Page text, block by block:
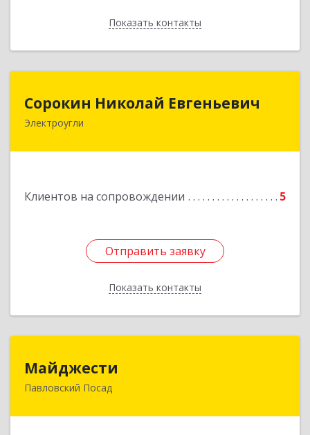
Показать контакты
Назад
Сорокин Николай Евгеньевич
Электроугли
Клиентов на сопровождении 5
Отправить заявку
Показать контакты
Сорокин Николай Евгеньевич
Отправить заявку
Назад
Майджести
Павловский Посад
142502, Московская обл, Павлово-Посадский р-